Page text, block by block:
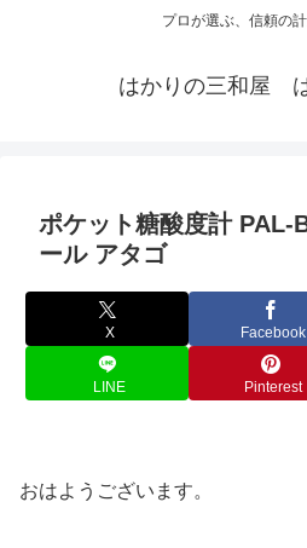
プロが選ぶ、信頼の
はかりの三和屋
ポケット糖酸度計 PAL-
ール アタゴ
X Facebook
LINE Pinterest
おはようございます。